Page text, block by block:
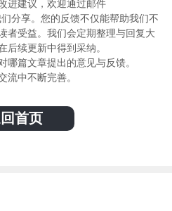
进建议，欢迎通过邮件
们分享。您的反馈不仅能帮助我们不
者受益。我们会定期整理与回复大
后续更新中得到采纳。
哪篇文章提出的意见与反馈。
流中不断完善。
首页